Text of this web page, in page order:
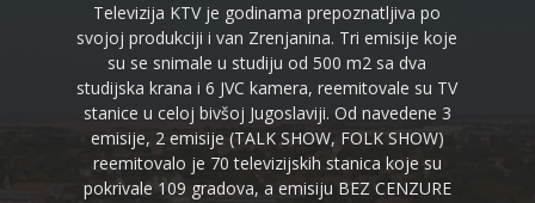
Televizija KTV je godinama prepoznatljiva po
svojoj produkciji i van Zrenjanina. Tri emisije koje
su se snimale u studiju od 500 m2 sa dva
studijska krana i 6 JVC kamera, reemitovale su TV
stanice u celoj bivšoj Jugoslaviji. Od navedene 3
emisije, 2 emisije (TALK SHOW, FOLK SHOW)
reemitovalo je 70 televizijskih stanica koje su
pokrivale 109 gradova, a emisiju BEZ CENZURE